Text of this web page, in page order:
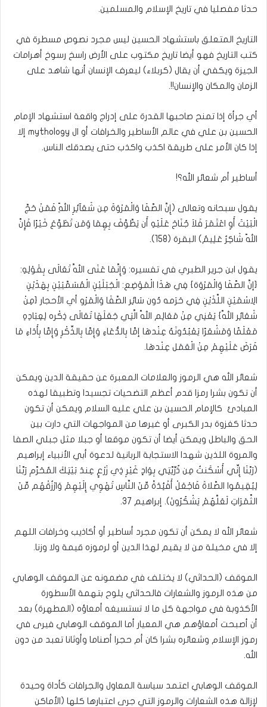
حدثا مفصليا في تاريخ الإسلام والمسلمين.
التاريخ المتعلق باستشهاد الحسين ليس مجرد نصوص مسطرة في
كتب التاريخ فهو أيضا تاريخ مكتوب على الأرض راسخ رسوخ أهرامات
الجيزة ويكفي أن يقال (كربلاء) ليعرف الإنسان أنها شاهد على
الزمان والمكان والإنسان!!.
أي جرأة إذا تمنح صاحبها القدرة على إدراج واقعة استشهاد الإمام
الحسين بن علي في عالم الأساطير والخرافات أو ال mythology إلا
إذا كان الأمر على طريقة اكذب واكذب حتى يصدقك الناس.
أساطير أم شعائر الله؟!
يقول سبحانه وتعالى (إِنَّ الصَّفَا وَالْمَرْوَةَ مِن شَعَآئِرِ اللّهِ فَمَنْ حَجَّ
الْبَيْتَ أَوِ اعْتَمَرَ فَلاَ جُنَاحَ عَلَيْهِ أَن يَطَّوَّفَ بِهِمَا وَمَن تَطَوَّعَ خَيْرًا فَإِنَّ
اللّهَ شَاكِرٌ عَلِيمٌ) البقرة (158).
يقول ابن جرير الطبري في تفسيره: وَإِنَّمَا عَنَى اللَّه تَعَالَى بِقَوْلِهِ:
{إنَّ الصَّفَا وَالْمَرْوَة} فِي هَذَا الْمَوْضِع: الْجَبَلَيْنِ الْمُسَمَّيَيْنِ بِهَذَيْنِ
الِاسْمَيْنِ اللَّذَيْنِ فِي حَرَمه دُون سَائِر الصَّفَا وَالْمَرْو أي الأحجار {مِنْ
شَعَائِر اللَّه} يَعْنِي مِنْ مَعَالِم اللَّه الَّتِي جَعَلَهَا تَعَالَى ذِكْره لِعِبَادِهِ
مَعْلَمًا وَمَشْعَرًا يَعْبُدُونَهُ عِنْدهَا إمَّا بِالدُّعَاءِ وَإِمَّا بِالذِّكْرِ وَإِمَّا بِأَدَاءِ مَا
فَرَضَ عَلَيْهِمْ مِنْ الْعَمَل عِنْدهَا.
شعائر الله هي الرموز والعلامات المعبرة عن حقيقة الدين ويمكن
أن تكون بشرا رمزا قدم أعظم التضحيات تجسيدا وتطبيقا لهذه
المبادئ كالإمام الحسين بن علي عليه السلام ويمكن أن تكون
حدثا كغزوة بدر الكبرى أو غيرها من المواجهات التي دارت بين
الحق والباطل ويمكن أيضا أن تكون موقعا أو جبلا مثل جبلي الصفا
والمروة اللذين شهدا الاستجابة الربانية لدعوة أبي الأنبياء إبراهيم
(رَبَّنَا إِنِّي أَسْكَنتُ مِن ذُرِّيَّتِي بِوَادٍ غَيْرِ ذِي زَرْعٍ عِندَ بَيْتِكَ المُحَرَّمِ رَبَّنَا
لِيُقِيمُوا الصَّلاةَ فَاجْعَلْ أَفْئِدَةً مِّنَ النَّاسِ تَهْوِي إِلَيْهِمْ وَارْزُقْهُم مِّنَ
الثَّمَرَاتِ لَعَلَّهُمْ يَشْكُرُونَ). إبراهيم 37.
شعائر الله لا يمكن أن تكون مجرد أساطير أو أكاذيب وخرافات اللهم
إلا في مخيلة من لا يقيم لهذا الدين أو لرموزه قيمة ولا وزنا.
الموقف (الحداثي) لا يختلف في مضمونه عن الموقف الوهابي
من هذه الرموز والشعارات فالحداثي يلوح بتهمة الأسطورة
الأكذوبة في مواجهة كل ما لا تستسيغه أمعاؤه (المطهرة) بعد
أن أصبحت أمعاؤهم هي المعيار أما الموقف الوهابي فيرى في
رموز الإسلام وشعائره بشرا كان أم حجرا أصناما وأوثانا تعبد من دون
الله.
الموقف الوهابي اعتمد سياسة المعاول والجرافات كأداة وحيدة
لإزالة هذه الشعارات والرموز التي جرى اعتبارها كلها (الأماكن